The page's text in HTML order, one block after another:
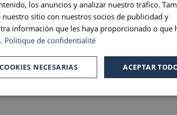
los anuncios y analizar nuestro tráfico.
sitio con nuestros socios de publicidad y
información que les haya proporcionado o que
Politique de confidentialité
ACEPTAR
NECESARIAS